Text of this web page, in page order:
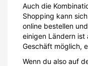
Auch die
Shopping kann
online bestellen
einigen Ländern ist
Geschäft möglich,
Wenn du also auf